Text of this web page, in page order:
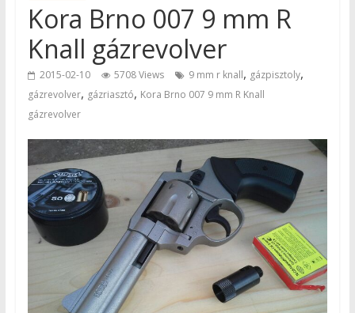
Kora Brno 007 9 mm R
Knall gázrevolver
2015-02-10 5708 Views 9 mm r knall, gázpisztoly,
gázrevolver, gázriasztó, Kora Brno 007 9 mm R Knall
gázrevolver